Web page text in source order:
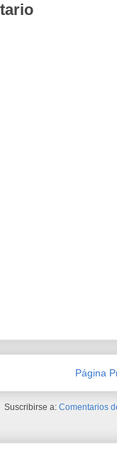
Página
Suscribirse a: Comentarios